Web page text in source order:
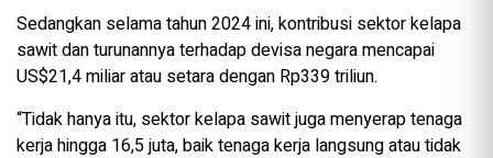
Sedangkan selama tahun 2024 ini, kontribusi sektor kelapa
sawit dan turunannya terhadap devisa negara mencapai
US$21,4 miliar atau setara dengan Rp339 triliun.
“Tidak hanya itu, sektor kelapa sawit juga menyerap tenaga
kerja hingga 16,5 juta, baik tenaga kerja langsung atau tidak